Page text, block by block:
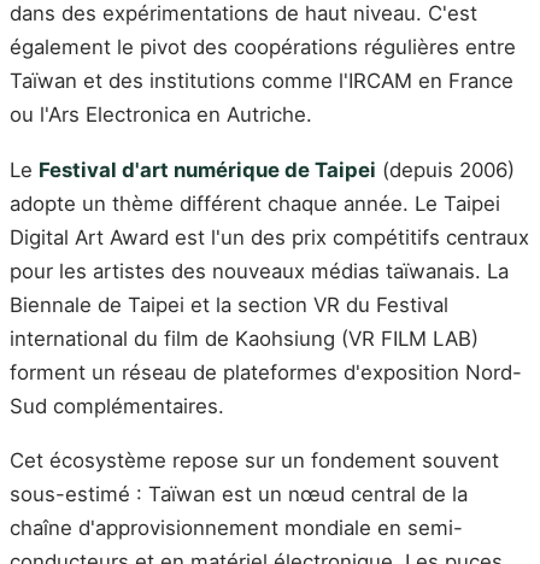
dans des expérimentations de haut niveau. C'est
également le pivot des coopérations régulières entre
Taïwan et des institutions comme l'IRCAM en France
ou l'Ars Electronica en Autriche.
Le Festival d'art numérique de Taipei (depuis 2006)
adopte un thème différent chaque année. Le Taipei
Digital Art Award est l'un des prix compétitifs centraux
pour les artistes des nouveaux médias taïwanais. La
Biennale de Taipei et la section VR du Festival
international du film de Kaohsiung (VR FILM LAB)
forment un réseau de plateformes d'exposition Nord-
Sud complémentaires.
Cet écosystème repose sur un fondement souvent
sous-estimé : Taïwan est un nœud central de la
chaîne d'approvisionnement mondiale en semi-